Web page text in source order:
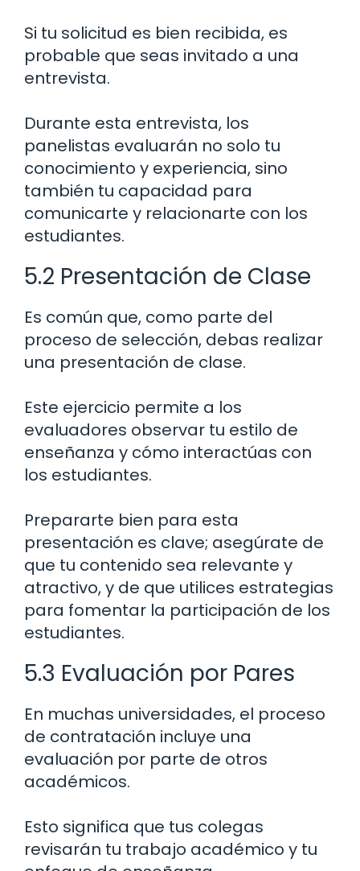
Si tu solicitud es bien recibida, es
probable que seas invitado a una
entrevista.
Durante esta entrevista, los
panelistas evaluarán no solo tu
conocimiento y experiencia, sino
también tu capacidad para
comunicarte y relacionarte con los
estudiantes.
5.2 Presentación de Clase
Es común que, como parte del
proceso de selección, debas realizar
una presentación de clase.
Este ejercicio permite a los
evaluadores observar tu estilo de
enseñanza y cómo interactúas con
los estudiantes.
Prepararte bien para esta
presentación es clave; asegúrate de
que tu contenido sea relevante y
atractivo, y de que utilices estrategias
para fomentar la participación de los
estudiantes.
5.3 Evaluación por Pares
En muchas universidades, el proceso
de contratación incluye una
evaluación por parte de otros
académicos.
Esto significa que tus colegas
revisarán tu trabajo académico y tu